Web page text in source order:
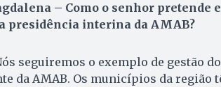
– Como o senhor pretende
presidência interina da AMAB?
seguiremos o exemplo de gestão
da AMAB. Os municípios da região